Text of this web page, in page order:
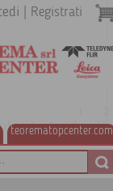
teorematopcenter.com
Registrati